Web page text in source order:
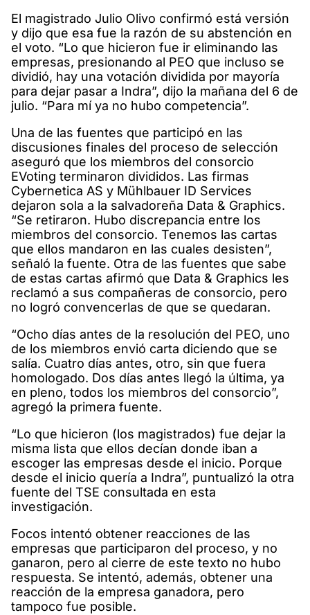
El magistrado Julio Olivo confirmó está versión
y dijo que esa fue la razón de su abstención en
el voto. “Lo que hicieron fue ir eliminando las
empresas, presionando al PEO que incluso se
dividió, hay una votación dividida por mayoría
para dejar pasar a Indra”, dijo la mañana del 6 de
julio. “Para mí ya no hubo competencia”.
Una de las fuentes que participó en las
discusiones finales del proceso de selección
aseguró que los miembros del consorcio
EVoting terminaron divididos. Las firmas
Cybernetica AS y Mühlbauer ID Services
dejaron sola a la salvadoreña Data & Graphics.
“Se retiraron. Hubo discrepancia entre los
miembros del consorcio. Tenemos las cartas
que ellos mandaron en las cuales desisten”,
señaló la fuente. Otra de las fuentes que sabe
de estas cartas afirmó que Data & Graphics les
reclamó a sus compañeras de consorcio, pero
no logró convencerlas de que se quedaran.
“Ocho días antes de la resolución del PEO, uno
de los miembros envió carta diciendo que se
salía. Cuatro días antes, otro, sin que fuera
homologado. Dos días antes llegó la última, ya
en pleno, todos los miembros del consorcio”,
agregó la primera fuente.
“Lo que hicieron (los magistrados) fue dejar la
misma lista que ellos decían donde iban a
escoger las empresas desde el inicio. Porque
desde el inicio quería a Indra”, puntualizó la otra
fuente del TSE consultada en esta
investigación.
Focos intentó obtener reacciones de las
empresas que participaron del proceso, y no
ganaron, pero al cierre de este texto no hubo
respuesta. Se intentó, además, obtener una
reacción de la empresa ganadora, pero
tampoco fue posible.